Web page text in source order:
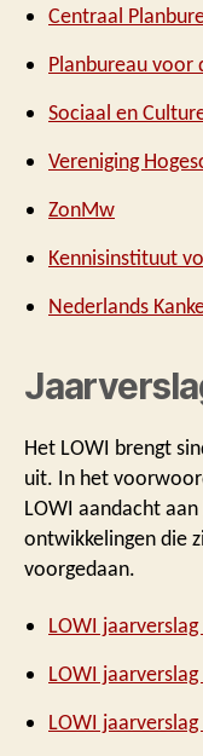
Centraal
Planbureau voor
Sociaal en
Vereniging
ZonMw
Kennisinstituut
Nederlands
Het LOWI brengt
uit. In het
LOWI aandacht
ontwikkelingen die
voorgedaan.
LOWI jaarverslag
LOWI
LOWI